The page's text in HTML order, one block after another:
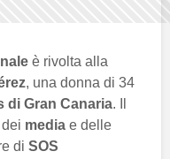
è rivolta alla
, una donna di 34
di Gran Canaria. Il
media e delle
di SOS